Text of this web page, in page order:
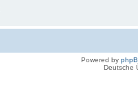
Powered by
Deutsche